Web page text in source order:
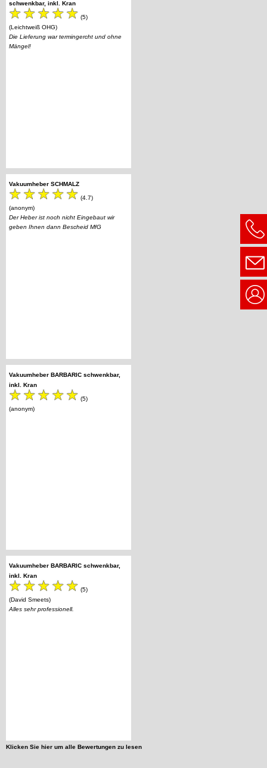
schwenkbar, inkl. Kran
(5)
(Leichtweiß OHG)
Die Lieferung war termingercht und ohne
Mängel!
Vakuumheber SCHMALZ
(4.7)
(anonym)
Der Heber ist noch nicht Eingebaut wir
geben Ihnen dann Bescheid MfG
Vakuumheber BARBARIC schwenkbar,
inkl. Kran
(5)
(anonym)
Vakuumheber BARBARIC schwenkbar,
inkl. Kran
(5)
(David Smeets)
Alles sehr professionell.
Klicken Sie hier um alle Bewertungen zu lesen